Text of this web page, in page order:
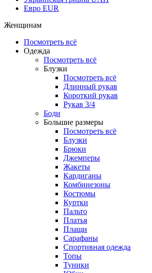
Евро EUR
Женщинам
Посмотреть всё
Одежда
Посмотреть всё
Блузки
Посмотреть всё
Длинный рукав
Короткий рукав
Рукав 3/4
Боди
Большие размеры
Посмотреть всё
Блузки
Брюки
Джемперы
Жакеты
Кардиганы
Комбинезоны
Костюмы
Куртки
Пальто
Платья
Плащи
Сарафаны
Спортивная одежда
Топы
Туники